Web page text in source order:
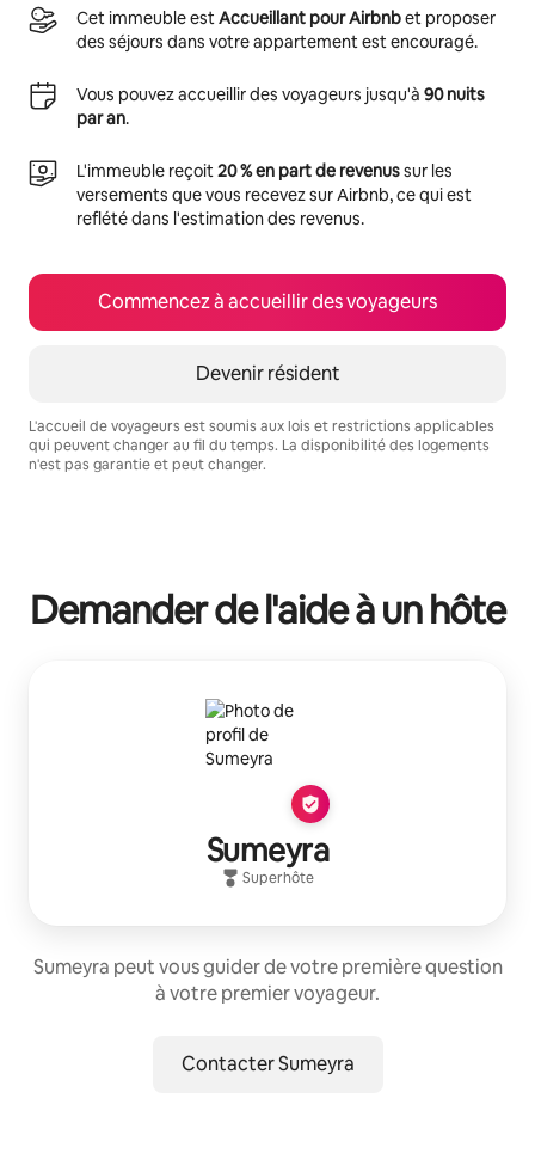
Cet immeuble estAccueillant pour Airbnbet proposer
des séjours dans votre appartement est encouragé.
Vous pouvez accueillir des voyageurs jusqu'à 90 nuits
par an.
L'immeuble reçoit20 % en part de revenussur les
versements que vous recevez sur Airbnb, ce qui est
reflété dans l'estimation des revenus.
Commencez à accueillir des voyageurs
Devenir résident
L'accueil de voyageurs est soumis aux lois et restrictions applicables
qui peuvent changer au fil du temps. La disponibilité des logements
n'est pas garantie et peut changer.
Demander de l'aide à un hôte
Sumeyra
Superhôte
Sumeyra peut vous guider de votre première question
à votre premier voyageur.
Contacter Sumeyra